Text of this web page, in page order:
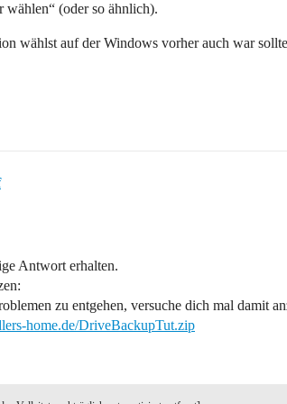
wählen“ (oder so ähnlich).
wählst auf der Windows vorher auch war
Antwort erhalten.
zu entgehen, versuche dich mal damit
home.de/DriveBackupTut.zip